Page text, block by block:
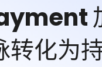
转化为